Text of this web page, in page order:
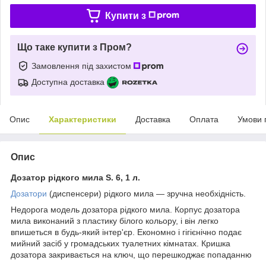
Купити з
Що таке купити з Пром?
Замовлення під захистом
Доступна доставка
Опис Характеристики Доставка Оплата Умови
Опис
Дозатор рідкого мила S. 6, 1 л.
Дозатори (диспенсери) рідкого мила — зручна необхідність.
Недорога модель дозатора рідкого мила. Корпус дозатора
мила виконаний з пластику білого кольору, і він легко
впишеться в будь-який інтер'єр. Економно і гігієнічно подає
мийний засіб у громадських туалетних кімнатах. Кришка
дозатора закривається на ключ, що перешкоджає попаданню